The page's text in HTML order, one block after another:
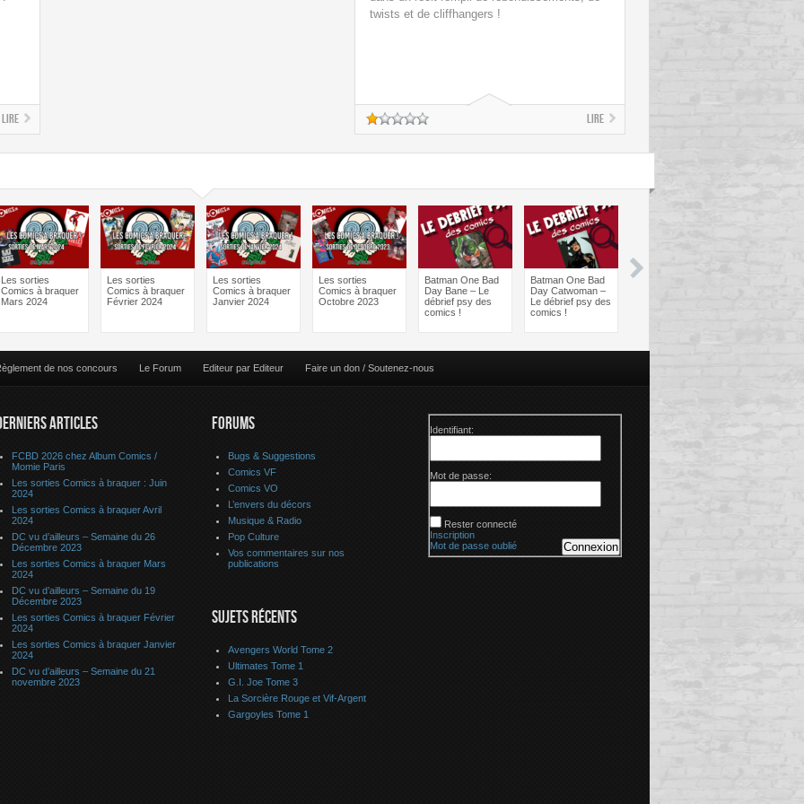
Lire
twists et de cliffhangers !
Lire
Les sorties
Comics à braquer
Mars 2024
Les sorties
Comics à braquer
Février 2024
Les sorties
Comics à braquer
Janvier 2024
Les sorties
Comics à braquer
Octobre 2023
Batman One Bad
Day Bane – Le
débrief psy des
comics !
Batman One Bad
Day Catwoman –
Le débrief psy des
comics !
de nos concours Le Forum Editeur par Editeur Faire un don / Soutenez-nous
ARTICLES
FCBD 2026 chez Album Comics /
Momie Paris
Les sorties Comics à braquer : Juin
2024
Les sorties Comics à braquer Avril
2024
DC vu d’ailleurs – Semaine du 26
Décembre 2023
Les sorties Comics à braquer Mars
2024
DC vu d’ailleurs – Semaine du 19
Décembre 2023
Les sorties Comics à braquer Février
2024
Les sorties Comics à braquer Janvier
2024
DC vu d’ailleurs – Semaine du 21
novembre 2023
FORUMS
Bugs & Suggestions
Comics VF
Comics VO
L’envers du décors
Musique & Radio
Pop Culture
Vos commentaires sur nos
publications
SUJETS RÉCENTS
Avengers World Tome 2
Ultimates Tome 1
G.I. Joe Tome 3
La Sorcière Rouge et Vif-Argent
Gargoyles Tome 1
Identifiant:
Mot de passe:
Rester connecté
Connexion
Inscription
Mot de passe oublié